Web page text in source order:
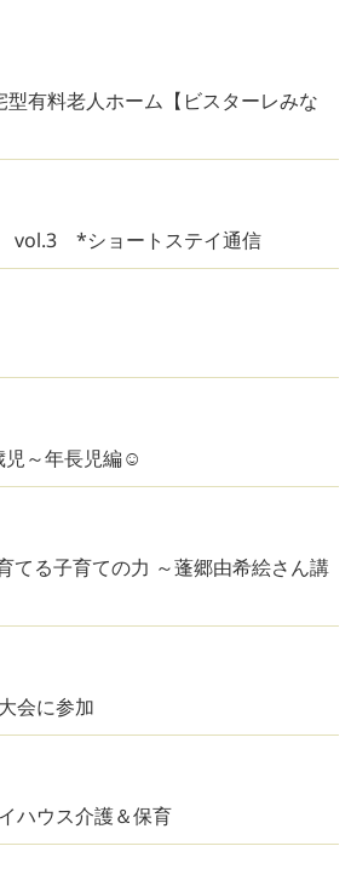
有料老人ホーム【ビスターレみな
*ショートステイ通信
～年長児編☺
てる子育ての力 ～蓬郷由希絵さん講
会に参加
ハウス介護＆保育